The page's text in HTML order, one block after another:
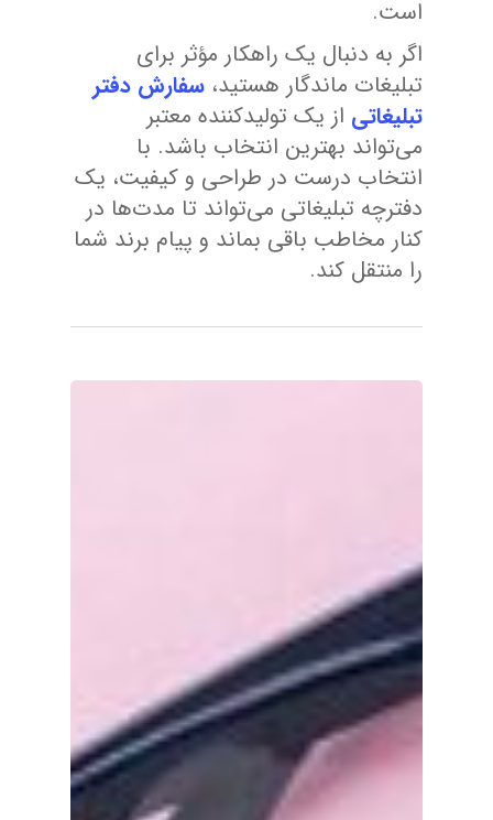
است.
اگر به دنبال یک راهکار مؤثر برای
تبلیغات ماندگار هستید، سفارش دفتر
تبلیغاتی از یک تولیدکننده معتبر
می‌تواند بهترین انتخاب باشد. با
انتخاب درست در طراحی و کیفیت، یک
دفترچه تبلیغاتی می‌تواند تا مدت‌ها در
کنار مخاطب باقی بماند و پیام برند شما
را منتقل کند.